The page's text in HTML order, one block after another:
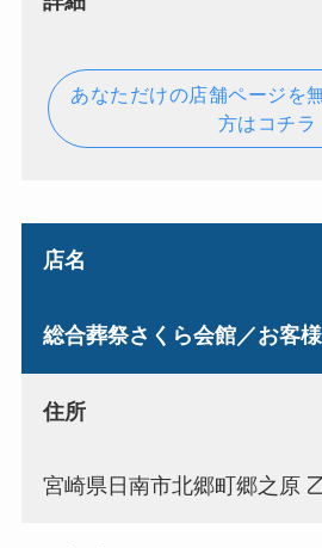
あなただけの店舗ページを
方はコチラ
店名
総合葬祭さくら会館／お客
住所
宮崎県日南市北郷町郷之原